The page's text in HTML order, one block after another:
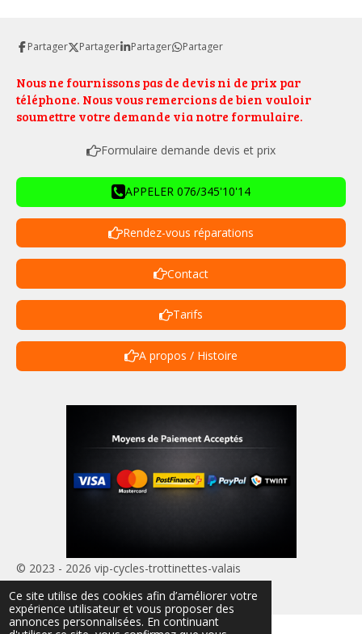
Ce site utilise des cookies afin d’améliorer votre
expérience utilisateur et vous proposer des
annonces personnalisées. En continuant
Partager Partager Partager Partager
Nous ne fournissons pas de devis ni de prix par
téléphone. Nous vous remercions de bien vouloir
soumettre votre demande via notre formulaire.
Formulaire demande devis et prix
APPELER 076/345'10'14
Rendez-vous réparations
Contact
Tarifs
A propos / Histoire
© 2023 - 2026 vip-cycles-trottinettes-valais
Propulsé par Webador